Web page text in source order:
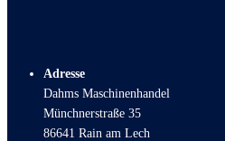
Adresse
Dahms Maschinenhandel
Münchnerstraße 35
86641 Rain am Lech